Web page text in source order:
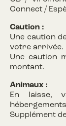
Connect /
Caution :
Une caution
votre arrivée.
Une caution
montant.
Animaux :
En laisse,
Supplément